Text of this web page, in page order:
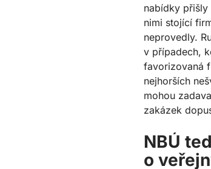
nabídky
nimi stojící
neprovedly.
v případech,
favorizovaná
nejhorších
mohou
zakázek
NBÚ
o